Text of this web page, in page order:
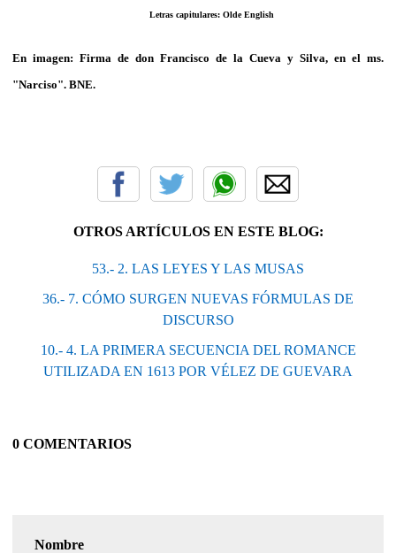
Letras capitulares: Olde English
En imagen: Firma de don Francisco de la Cueva y Silva, en el ms.
"Narciso". BNE.
OTROS ARTÍCULOS EN ESTE BLOG:
53.- 2. LAS LEYES Y LAS MUSAS
36.- 7. CÓMO SURGEN NUEVAS FÓRMULAS DE
DISCURSO
10.- 4. LA PRIMERA SECUENCIA DEL ROMANCE
UTILIZADA EN 1613 POR VÉLEZ DE GUEVARA
0 COMENTARIOS
Nombre